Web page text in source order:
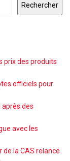
Rechercher
prix des produits
officiels pour
des
avec les
la CAS relance